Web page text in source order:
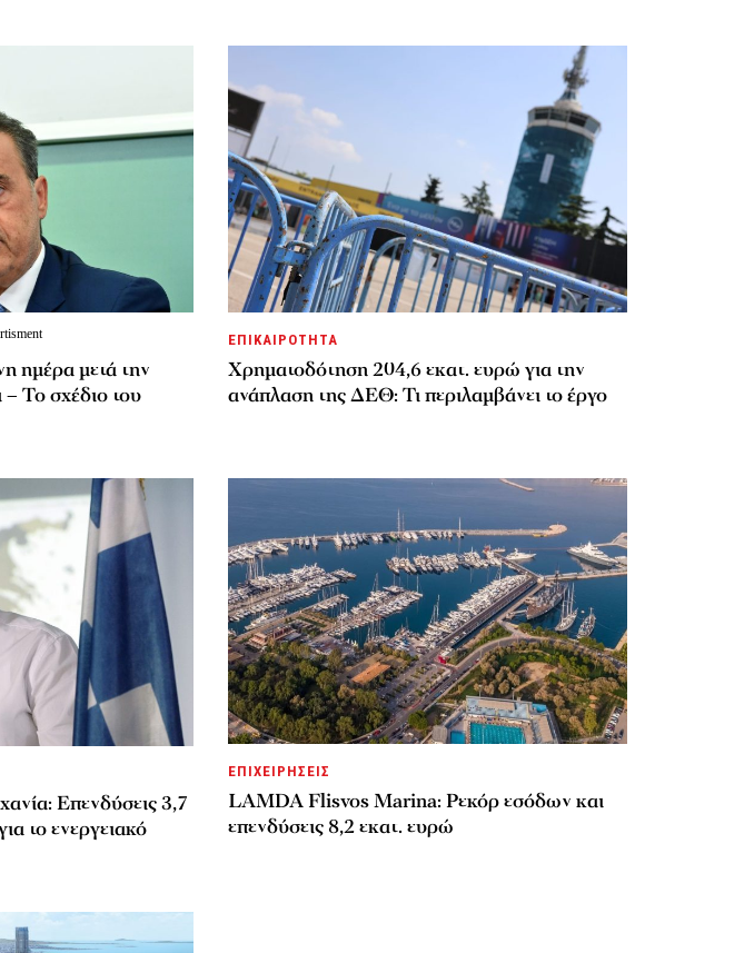
ημέρα μετά την
Το σχέδιο του
ΕΠΙΚΑΙΡΟΤΗΤΑ
Χρηματοδότηση 204,6 εκατ. ευρώ για την
ανάπλαση της ΔΕΘ: Τι περιλαμβάνει το έργο
Επενδύσεις 3,7
το ενεργειακό
ΕΠΙΧΕΙΡΗΣΕΙΣ
LAMDA Flisvos Marina: Ρεκόρ εσόδων και
επενδύσεις 8,2 εκατ. ευρώ